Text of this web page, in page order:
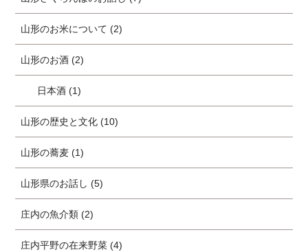
山形のお米について (2)
山形のお酒 (2)
日本酒 (1)
山形の歴史と文化 (10)
山形の蕎麦 (1)
山形県のお話し (5)
庄内の魚介類 (2)
庄内平野の在来野菜 (4)